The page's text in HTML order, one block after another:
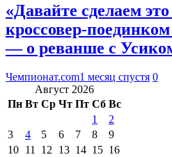
«Давайте сделаем
кроссовер-
— о реванше с
Чемпионат.com1 месяц спустя 0
Август 2026
Пн Вт Ср Чт Пт Сб Вс
1
2
3
4 5 6 7 8
9
10 11 12 13 14 15 16